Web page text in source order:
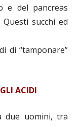
e del pancreas
succhi ed
di “tamponare”
ACIDI
due uomini, tra